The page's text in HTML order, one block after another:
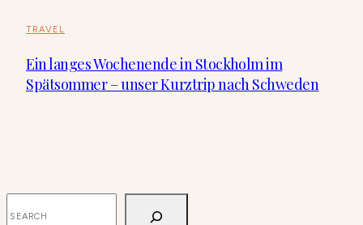
TRAVEL
Ein langes Wochenende in Stockholm im
Spätsommer – unser Kurztrip nach Schweden